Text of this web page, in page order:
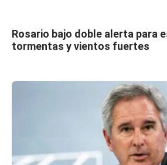
Rosario bajo doble alerta para
tormentas y vientos fuertes